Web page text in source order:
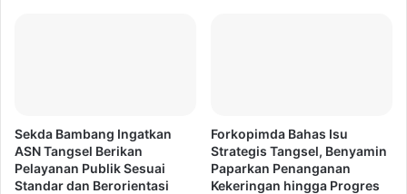
Sekda Bambang Ingatkan
ASN Tangsel Berikan
Pelayanan Publik Sesuai
Standar dan Berorientasi
Forkopimda Bahas Isu
Strategis Tangsel, Benyamin
Paparkan Penanganan
Kekeringan hingga Progres